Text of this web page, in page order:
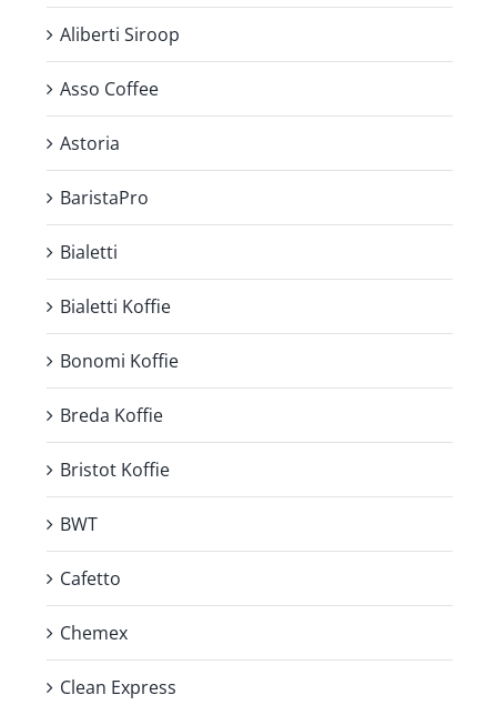
Aliberti Siroop
Asso Coffee
Astoria
BaristaPro
Bialetti
Bialetti Koffie
Bonomi Koffie
Breda Koffie
Bristot Koffie
BWT
Cafetto
Chemex
Clean Express